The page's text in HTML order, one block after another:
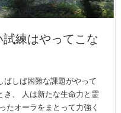
練はやってこな
ばしば困難な課題がやって
き、 人は新たな生命力と霊
たオーラをまとって力強く